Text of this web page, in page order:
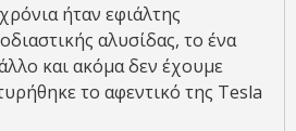
ήταν εφιάλτης
αλυσίδας, το ένα
και ακόμα δεν έχουμε
το αφεντικό της Tesla